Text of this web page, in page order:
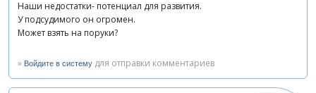
Наши недостатки- потенциал для развития.
У подсудимого он огромен.
Может взять на поруки?
» Войдите в систему для отправки комментариев